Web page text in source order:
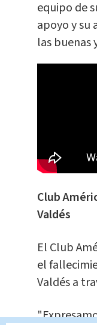
equipo de
apoyo y su
las buenas
Club
Valdés
El Club
el
Valdés a